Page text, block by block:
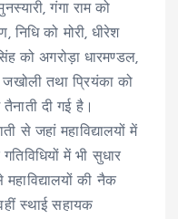
गंगा राम को
निधि को मोरी, धीरेश
को अगरोड़ा धारमण्डल,
तथा प्रियंका को
तैनाती दी गई है।
से जहां महाविद्यालयों में
में भी सुधार
की नैक
स्थाई सहायक